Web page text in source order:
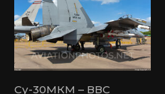
Су-30МКМ – ВВС